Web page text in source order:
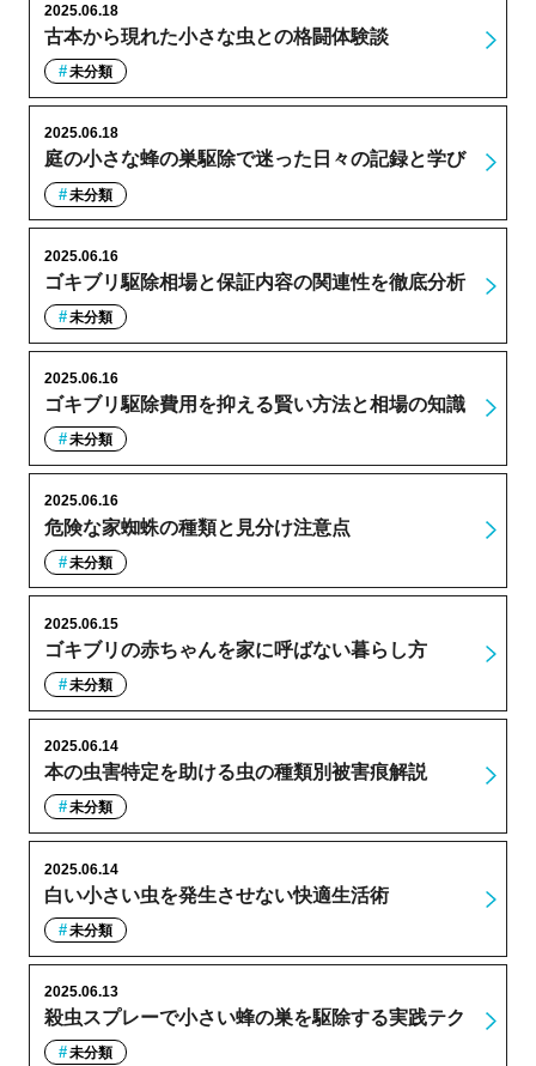
古本から現れた小さな虫との格闘体験談
2025.06.18
未分類
庭の小さな蜂の巣駆除で迷った日々の記録と学び
2025.06.18
未分類
ゴキブリ駆除相場と保証内容の関連性を徹底分析
2025.06.16
未分類
ゴキブリ駆除費用を抑える賢い方法と相場の知識
2025.06.16
未分類
危険な家蜘蛛の種類と見分け注意点
2025.06.16
未分類
ゴキブリの赤ちゃんを家に呼ばない暮らし方
2025.06.15
未分類
本の虫害特定を助ける虫の種類別被害痕解説
2025.06.14
未分類
白い小さい虫を発生させない快適生活術
2025.06.14
未分類
殺虫スプレーで小さい蜂の巣を駆除する実践テク
2025.06.13
未分類